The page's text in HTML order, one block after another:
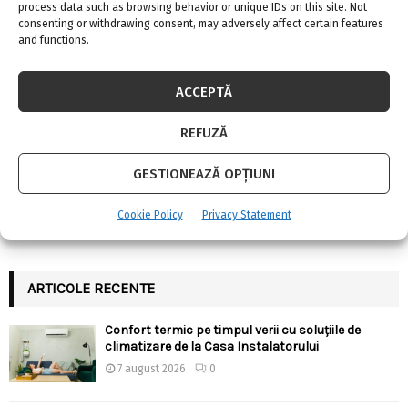
process data such as browsing behavior or unique IDs on this site. Not
consenting or withdrawing consent, may adversely affect certain features
and functions.
ACCEPTĂ
REFUZĂ
GESTIONEAZĂ OPȚIUNI
Cookie Policy Privacy Statement
pentru panouri...
Confort termic pe timpul verii
cu soluțiile de climatizare de la
Casa...
URMARESTE-NE PE FACEBOOK
ARTICOLE RECENTE
Confort termic pe timpul verii cu soluțiile de
climatizare de la Casa Instalatorului
7 august 2026 0